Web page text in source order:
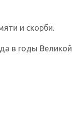
и скорби.
в годы Великой